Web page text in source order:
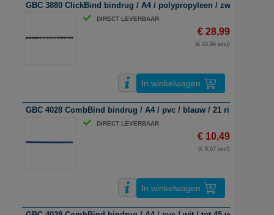
GBC 3880 ClickBind bindrug / A4 / polypropyleen / zwart / 34
DIRECT LEVERBAAR
€ 28,99
(€ 23,96 excl)
In winkelwagen
GBC 4028 CombBind bindrug / A4 / pvc / blauw / 21 ringen / 45
DIRECT LEVERBAAR
€ 10,49
(€ 8,67 excl)
In winkelwagen